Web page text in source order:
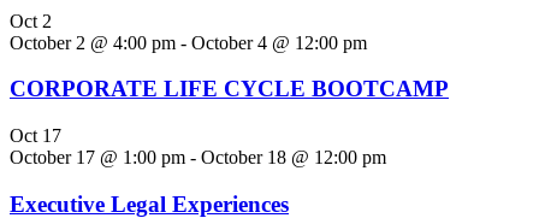
Oct 2
October 2 @ 4:00 pm - October 4 @ 12:00 pm
CORPORATE LIFE CYCLE BOOTCAMP
Oct 17
October 17 @ 1:00 pm - October 18 @ 12:00 pm
Executive Legal Experiences